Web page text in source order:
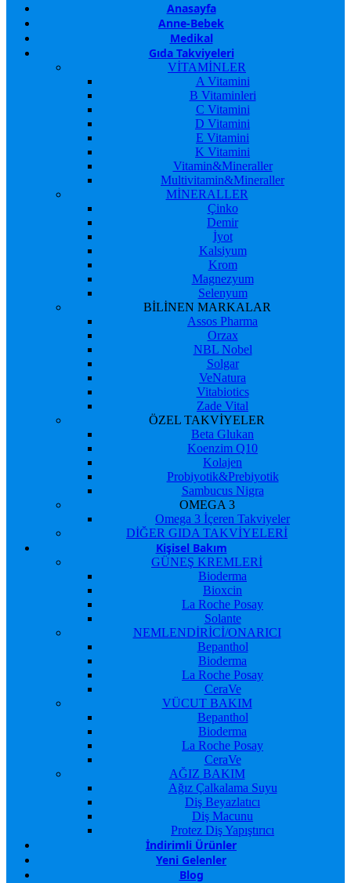
Anasayfa
Anne-Bebek
Medikal
Gıda Takviyeleri
VİTAMİNLER
A Vitamini
B Vitaminleri
C Vitamini
D Vitamini
E Vitamini
K Vitamini
Vitamin&Mineraller
Multivitamin&Mineraller
MİNERALLER
Çinko
Demir
İyot
Kalsiyum
Krom
Magnezyum
Selenyum
BİLİNEN MARKALAR
Assos Pharma
Orzax
NBL Nobel
Solgar
VeNatura
Vitabiotics
Zade Vital
ÖZEL TAKVİYELER
Beta Glukan
Koenzim Q10
Kolajen
Probiyotik&Prebiyotik
Sambucus Nigra
OMEGA 3
Omega 3 İçeren Takviyeler
DİĞER GIDA TAKVİYELERİ
Kişisel Bakım
GÜNEŞ KREMLERİ
Bioderma
Bioxcin
La Roche Posay
Solante
NEMLENDİRİCİ/ONARICI
Bepanthol
Bioderma
La Roche Posay
CeraVe
VÜCUT BAKIM
Bepanthol
Bioderma
La Roche Posay
CeraVe
AĞIZ BAKIM
Ağız Çalkalama Suyu
Diş Beyazlatıcı
Diş Macunu
Protez Diş Yapıştırıcı
İndirimli Ürünler
Yeni Gelenler
Blog